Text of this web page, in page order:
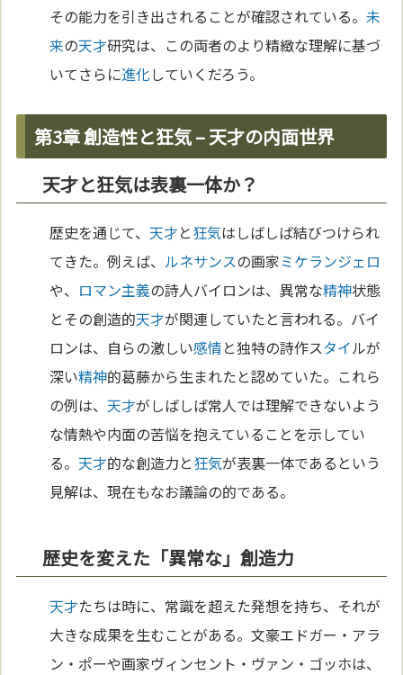
その能力を引き出されることが確認されている。未
来の天才研究は、この両者のより精緻な理解に基づ
いてさらに進化していくだろう。
第3章 創造性と狂気 – 天才の内面世界
天才と狂気は表裏一体か？
歴史を通じて、天才と狂気はしばしば結びつけられ
てきた。例えば、 ルネサンスの画家ミケランジェロ
や、 ロマン主義の詩人バイロンは、異常な精神状態
とその創造的天才が関連していたと言われる。バイ
ロンは、自らの激しい感情と独特の詩作スタイルが
深い精神的葛藤から生まれたと認めていた。これら
の例は、天才がしばしば常人では理解できないよう
な情熱や内面の苦悩を抱えていることを示してい
る。天才的な創造力と狂気が表裏一体であるという
見解は、現在もなお議論の的である。
歴史を変えた「異常な」創造力
天才たちは時に、常識を超えた発想を持ち、それが
大きな成果を生むことがある。文豪エドガー・アラ
ン・ポーや画家ヴィンセント・ヴァン・ゴッホは、